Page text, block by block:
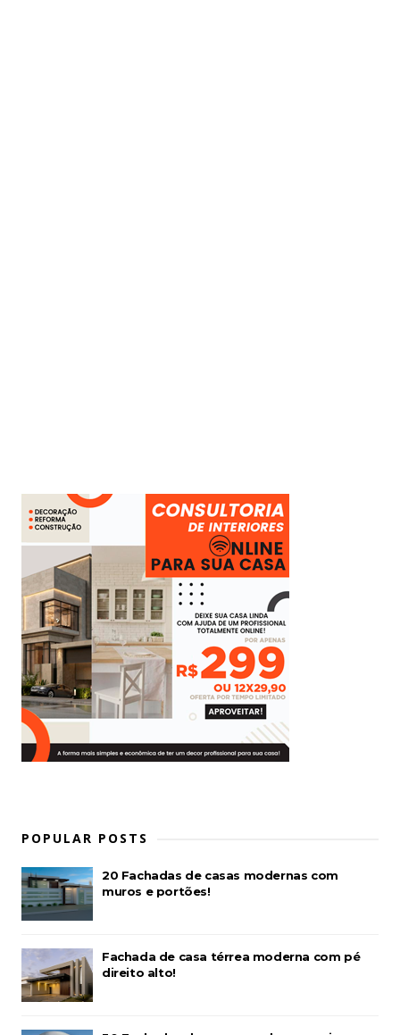
POPULAR POSTS
20 Fachadas de casas modernas com
muros e portões!
Fachada de casa térrea moderna com pé
direito alto!